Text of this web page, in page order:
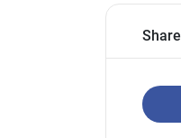
Share